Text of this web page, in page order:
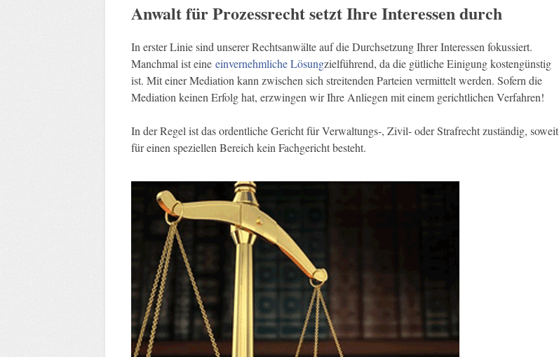
Anwalt für Prozessrecht setzt Ihre Interessen durch
In erster Linie sind unserer Rechtsanwälte auf die Durchsetzung Ihrer Interessen fokussiert.
Manchmal ist eineeinvernehmliche Lösungzielführend, da die gütliche Einigung kostengünstig
ist. Mit einer Mediation kann zwischen sich streitenden Parteien vermittelt werden. Sofern die
Mediation keinen Erfolg hat, erzwingen wir Ihre Anliegen mit einem gerichtlichen Verfahren!
In der Regel ist das ordentliche Gericht für Verwaltungs-, Zivil- oder Strafrecht zuständig, soweit
für einen speziellen Bereich kein Fachgericht besteht.